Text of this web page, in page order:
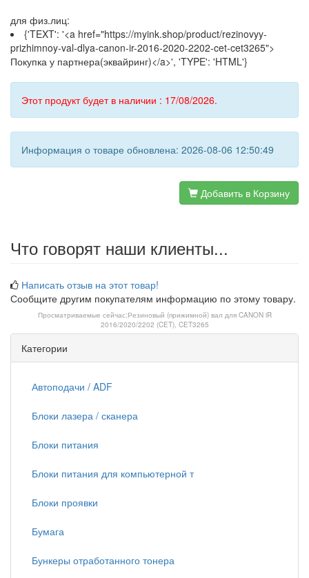
для физ.лиц:
{'TEXT': '<a href="https://myink.shop/product/rezinovyy-
prizhimnoy-val-dlya-canon-ir-2016-2020-2202-cet-cet3265">
Покупка у партнера(эквайринг)</a>', 'TYPE': 'HTML'}
Этот продукт будет в наличии : 17/08/2026.
Информация о товаре обновлена: 2026-08-06 12:50:49
Добавить в Корзину
Что говорят наши клиенты...
Написать отзыв на этот товар!
Сообщите другим покупателям информацию по этому товару.
Просматриваемые сейчас:Резиновый (прижимной) вал для CANON iR
2016/2020/2202 (CET), CET3265
Категории
Автоподачи / ADF
Блоки лазера / сканера
Блоки питания
Блоки питания для компьютерной т
Блоки проявки
Бумага
Бункеры отработанного тонера